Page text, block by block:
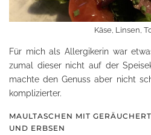
Käse, Linsen,
Für mich als Allergikerin war
zumal dieser nicht auf der
machte den Genuss aber nicht
komplizierter.
MAULTASCHEN MIT
UND ERBSEN